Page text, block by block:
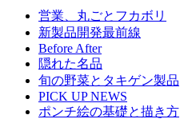
営業、丸ごとフカボリ
新製品開発最前線
Before After
隠れた名品
旬の野菜とタキゲン製品
PICK UP NEWS
ポンチ絵の基礎と描き方